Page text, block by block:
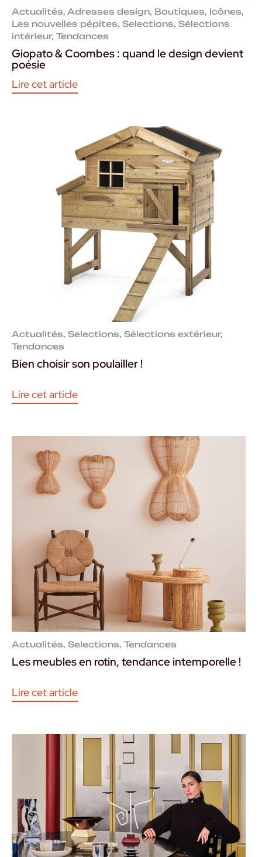
Actualités, Adresses design, Boutiques, Icônes,
Les nouvelles pépites, Selections, Sélections
intérieur, Tendances
Giopato & Coombes : quand le design devient
poésie
Lire cet article
Actualités, Selections, Sélections extérieur,
Tendances
Bien choisir son poulailler !
Lire cet article
Actualités, Selections, Tendances
Les meubles en rotin, tendance intemporelle !
Lire cet article